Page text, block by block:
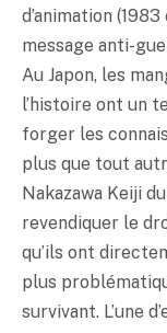
d’animation
message anti-
Au Japon, les
l’histoire ont un
forger les
plus que tout
Nakazawa Keiji
revendiquer le
qu’ils ont
plus
survivant. L’une